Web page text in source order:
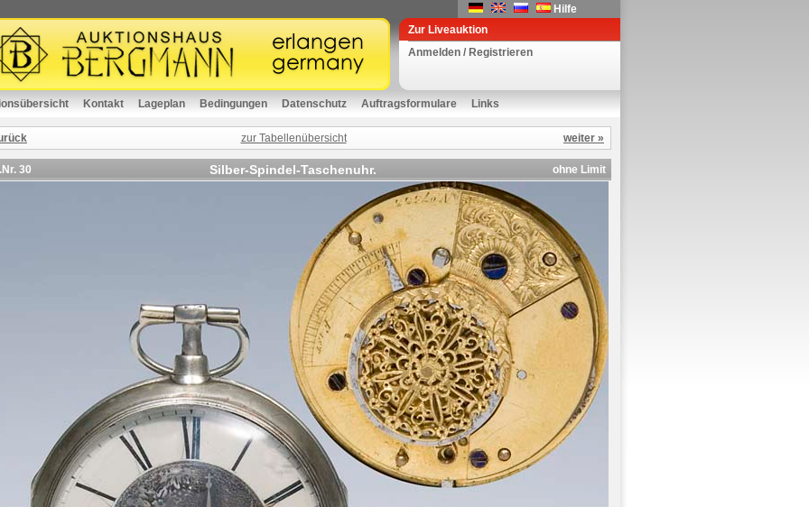
Hilfe
Zur Liveauktion
Anmelden / Registrieren
Kontakt Lageplan Bedingungen Datenschutz Auftragsformulare Links
zur Tabellenübersicht weiter »
30 Silber-Spindel-Taschenuhr. ohne Limit